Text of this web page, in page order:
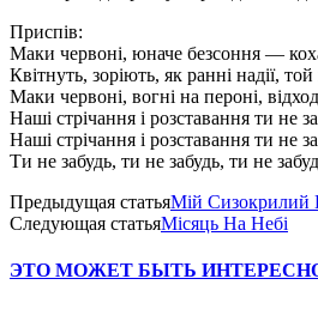
Приспiв:
Маки червонi, юначе безсоння —
Квiтнуть, зорiють, як раннi надiї,
Маки червонi, вогні на перонi,
Нашi стрiчання i розставання ти не
Нашi стрiчання i розставання ти не
Ти не забудь, ти не забудь, ти не
Предыдущая статьяМій Сизокрилий
Следующая статьяМісяць На Небі
ЭТО МОЖЕТ БЫТЬ